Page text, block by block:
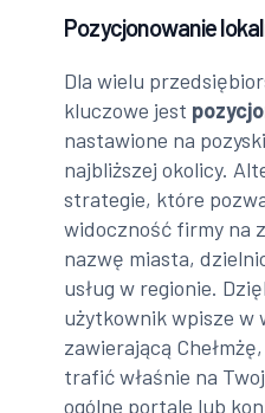
Pozycjonowanie
Dla wielu
kluczowe jest
nastawione na
najbliższej okolicy.
strategie, które
widoczność firmy na
nazwę miasta,
usług w regionie.
użytkownik wpisze w
zawierającą
trafić właśnie na
ogólne portale lub